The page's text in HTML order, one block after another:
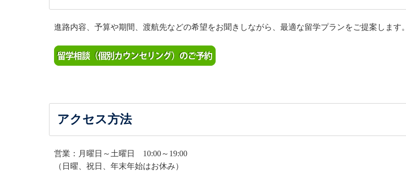
進路内容、予算や期間、渡航先などの希望をお聞きしながら、最適な留学プランをご提案します。
アクセス方法
営業：月曜日～土曜日 10:00～19:00
（日曜、祝日、年末年始はお休み）